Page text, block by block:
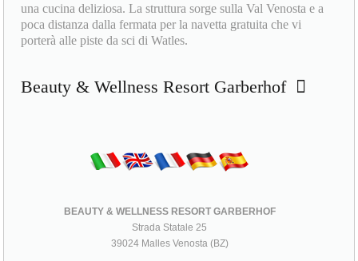
una cucina deliziosa. La struttura sorge sulla Val Venosta e a
poca distanza dalla fermata per la navetta gratuita che vi
porterà alle piste da sci di Watles.
Beauty & Wellness Resort Garberhof
BEAUTY & WELLNESS RESORT GARBERHOF
Strada Statale 25
39024 Malles Venosta (BZ)